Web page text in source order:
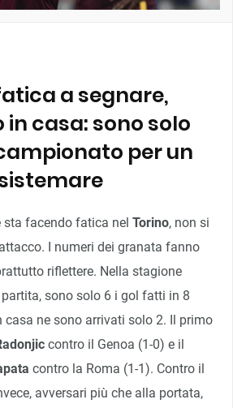
a segnare,
casa: sono solo
per un
sta facendo fatica nel Torino, non si
I numeri dei granata fanno
riflettere. Nella stagione
sono solo 6 i gol fatti in 8
casa ne sono arrivati solo 2. Il primo
contro il Genoa (1-0) e il
contro la Roma (1-1). Contro il
avversari più che alla portata,